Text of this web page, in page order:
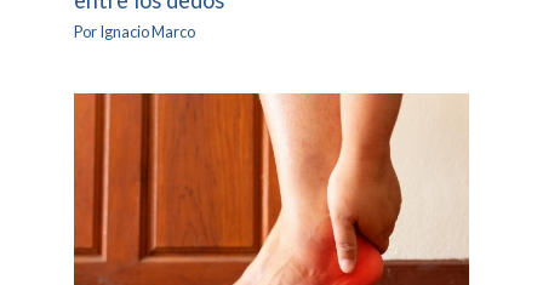
PorIgnacio Marco